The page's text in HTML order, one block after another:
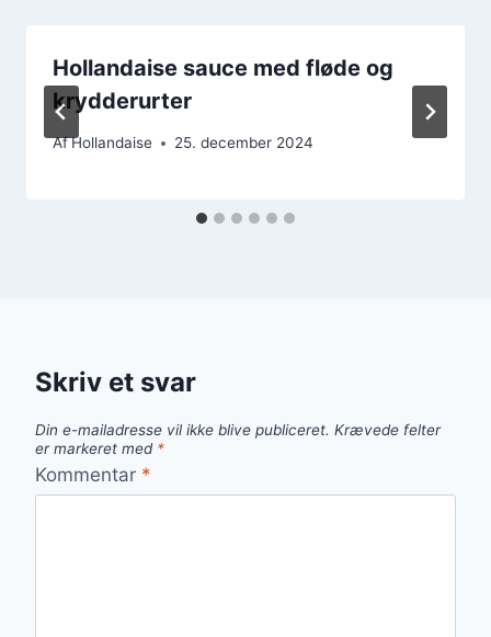
Hollandaise sauce med fløde og
krydderurter
AfHollandaise 25. december 2024
Skriv et svar
Din e-mailadresse vil ikke blive publiceret. Krævede felter
er markeret med *
Kommentar *